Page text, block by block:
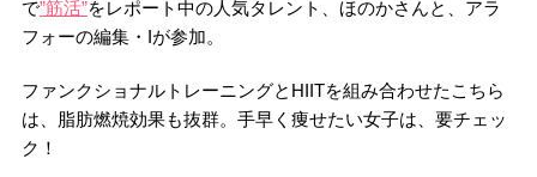
で”筋活”をレポート中の人気タレント、ほのかさんと、アラ
フォーの編集・Iが参加。
ファンクショナルトレーニングとHIITを組み合わせたこちら
は、脂肪燃焼効果も抜群。手早く痩せたい女子は、要チェッ
ク！